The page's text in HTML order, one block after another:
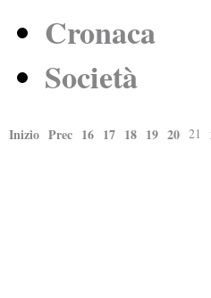
Cronaca
Società
Inizio Prec 16 17 18 19 20 21